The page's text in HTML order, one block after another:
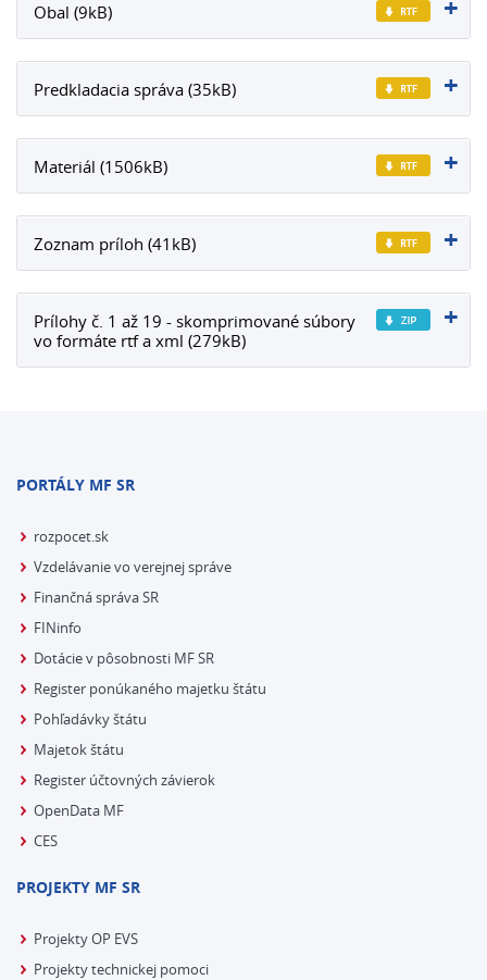
Obal (9kB)
Predkladacia správa (35kB)
Materiál (1506kB)
Zoznam príloh (41kB)
Prílohy č. 1 až 19 - skomprimované súbory
vo formáte rtf a xml (279kB)
PORTÁLY MF SR
rozpocet.sk
Vzdelávanie vo verejnej správe
Finančná správa SR
FINinfo
Dotácie v pôsobnosti MF SR
Register ponúkaného majetku štátu
Pohľadávky štátu
Majetok štátu
Register účtovných závierok
OpenData MF
CES
PROJEKTY MF SR
Projekty OP EVS
Projekty technickej pomoci